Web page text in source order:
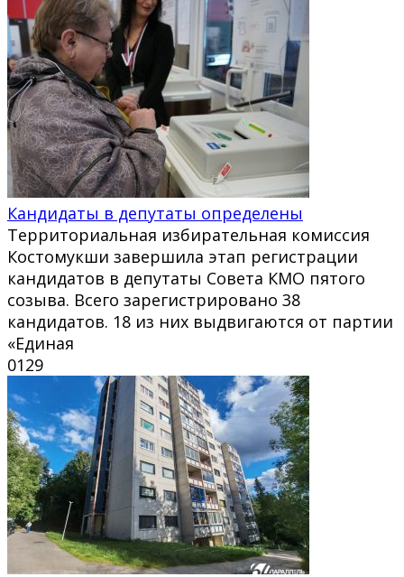
Кандидаты в депутаты определены
Территориальная избирательная комиссия
Костомукши завершила этап регистрации
кандидатов в депутаты Совета КМО пятого
созыва. Всего зарегистрировано 38
кандидатов. 18 из них выдвигаются от партии
«Единая
0129